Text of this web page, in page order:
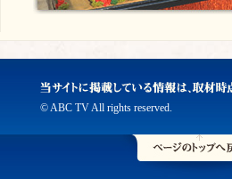
© ABC TV All rights reserved.